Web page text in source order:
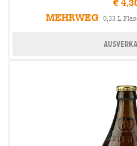
MEHRWEG
0,33 L